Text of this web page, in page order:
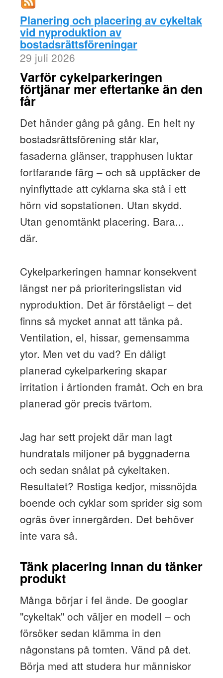
Planering och placering av cykeltak
vid nyproduktion av
bostadsrättsföreningar
29 juli 2026
Varför cykelparkeringen
förtjänar mer eftertanke än den
får
Det händer gång på gång. En helt ny
bostadsrättsförening står klar,
fasaderna glänser, trapphusen luktar
fortfarande färg – och så upptäcker de
nyinflyttade att cyklarna ska stå i ett
hörn vid sopstationen. Utan skydd.
Utan genomtänkt placering. Bara...
där.
Cykelparkeringen hamnar konsekvent
längst ner på prioriteringslistan vid
nyproduktion. Det är förståeligt – det
finns så mycket annat att tänka på.
Ventilation, el, hissar, gemensamma
ytor. Men vet du vad? En dåligt
planerad cykelparkering skapar
irritation i årtionden framåt. Och en bra
planerad gör precis tvärtom.
Jag har sett projekt där man lagt
hundratals miljoner på byggnaderna
och sedan snålat på cykeltaken.
Resultatet? Rostiga kedjor, missnöjda
boende och cyklar som sprider sig som
ogräs över innergården. Det behöver
inte vara så.
Tänk placering innan du tänker
produkt
Många börjar i fel ände. De googlar
"cykeltak" och väljer en modell – och
försöker sedan klämma in den
någonstans på tomten. Vänd på det.
Börja med att studera hur människor